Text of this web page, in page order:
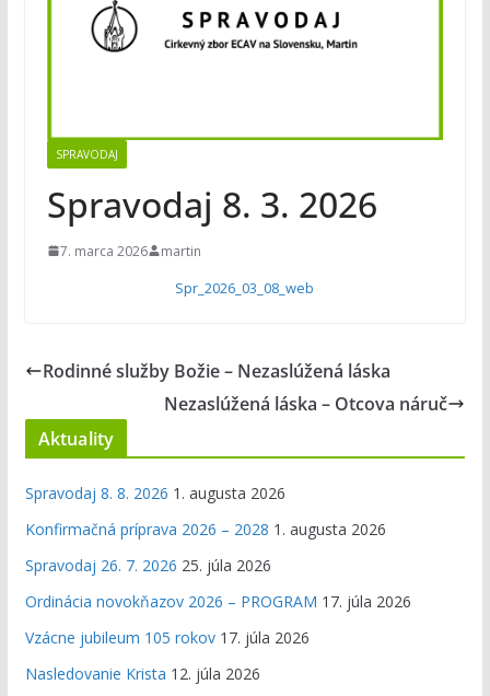
SPRAVODAJ
Spravodaj 8. 3. 2026
7. marca 2026 martin
Spr_2026_03_08_web
Rodinné služby Božie – Nezaslúžená láska
Nezaslúžená láska – Otcova náruč
Aktuality
Spravodaj 8. 8. 2026 1. augusta 2026
Konfirmačná príprava 2026 – 2028 1. augusta 2026
Spravodaj 26. 7. 2026 25. júla 2026
Ordinácia novokňazov 2026 – PROGRAM 17. júla 2026
Vzácne jubileum 105 rokov 17. júla 2026
Nasledovanie Krista 12. júla 2026